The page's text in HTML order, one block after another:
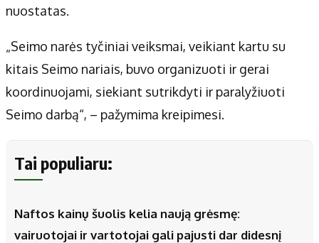
nuostatas.
„Seimo narės tyčiniai veiksmai, veikiant kartu su
kitais Seimo nariais, buvo organizuoti ir gerai
koordinuojami, siekiant sutrikdyti ir paralyžiuoti
Seimo darbą“, – pažymima kreipimesi.
Tai populiaru:
Naftos kainų šuolis kelia naują grėsmę:
vairuotojai ir vartotojai gali pajusti dar didesnį